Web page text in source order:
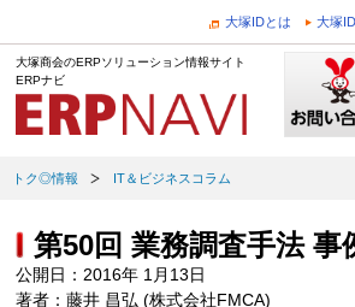
大塚IDとは 大塚
大塚商会のERPソリューション情報サイト
ERPナビ
トク◎情報 IT＆ビジネスコラム
第50回 業務調査手法 事
公開日：2016年 1月13日
著者：藤井 昌弘 (株式会社FMCA)